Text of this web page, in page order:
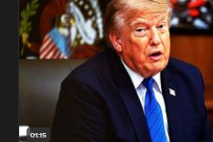
01:15